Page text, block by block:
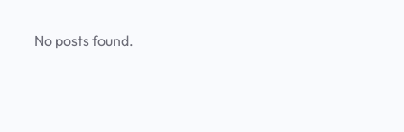
No posts found.